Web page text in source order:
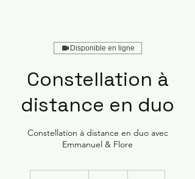
Disponible en ligne
Constellation à
distance en duo
Constellation à distance en duo avec
Emmanuel & Flore